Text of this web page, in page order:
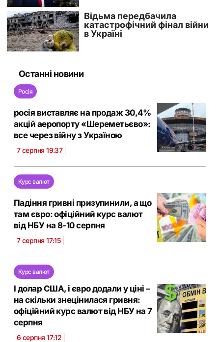
Останні новини
Росія
росія виставляє на продаж 30,4%
акцій аеропорту «Шереметьєво»:
все через війну з Україною
7 серпня 19:37
Курс валют
Падіння гривні призупинили, а що
там євро: офіційний курс валют
від НБУ на 8-10 серпня
7 серпня 17:15
Курс валют
І долар США, і євро додали у ціні –
на скільки знецінилася гривня:
офіційний курс валют від НБУ на 7
серпня
6 серпня 17:12